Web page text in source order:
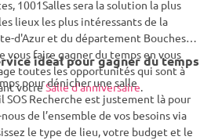
1001Salles sera la solution la plus
lieux les plus intéressants de la
d'Azur et du département Bouches-
vous faire gagner du temps en vous
toutes les opportunités qui sont à
votreSalle d'anniversaire.
idéal pour gagner du temps
pour dénicher une salle
Recherche est justement là pour
de l’ensemble de vos besoins via
le type de lieu, votre budget et le